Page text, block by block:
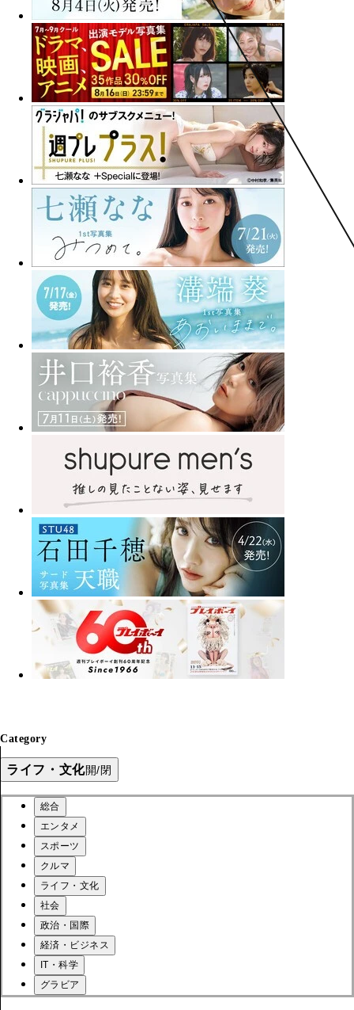
Category
ライフ・文化開/閉
総合
エンタメ
スポーツ
クルマ
ライフ・文化
社会
政治・国際
経済・ビジネス
IT・科学
グラビア